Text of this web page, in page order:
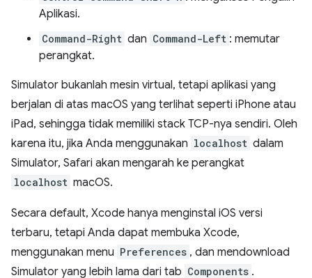
Aplikasi.
Command-Right dan Command-Left : memutar
perangkat.
Simulator bukanlah mesin virtual, tetapi aplikasi yang
berjalan di atas macOS yang terlihat seperti iPhone atau
iPad, sehingga tidak memiliki stack TCP-nya sendiri. Oleh
karena itu, jika Anda menggunakan localhost dalam
Simulator, Safari akan mengarah ke perangkat
localhost macOS.
Secara default, Xcode hanya menginstal iOS versi
terbaru, tetapi Anda dapat membuka Xcode,
menggunakan menu Preferences , dan mendownload
Simulator yang lebih lama dari tab Components .